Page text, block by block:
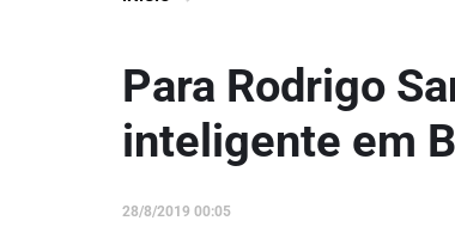
Para Rodrigo
inteligente em
28/8/2019 00:05